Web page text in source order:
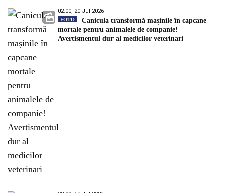
02:00, 20 Jul 2026
FOTO
Canicula transformă mașinile în capcane
mortale pentru animalele de companie!
Avertismentul dur al medicilor veterinari